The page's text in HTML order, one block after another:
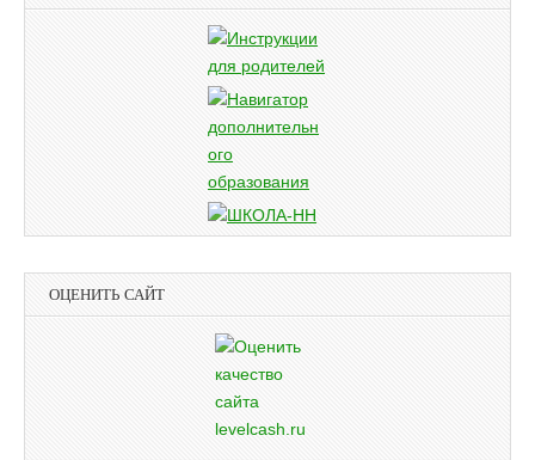
ОЦЕНИТЬ САЙТ